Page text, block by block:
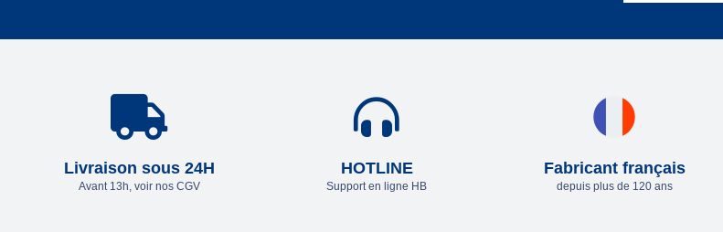
Livraison sous 24H
Avant 13h, voir nos CGV
HOTLINE
Support en ligne HB
Fabricant français
depuis plus de 120 ans